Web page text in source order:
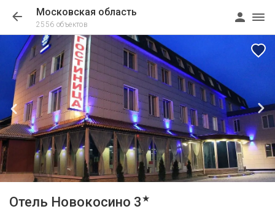
Московская область
2556 объектов
Отель Новокосино 3★